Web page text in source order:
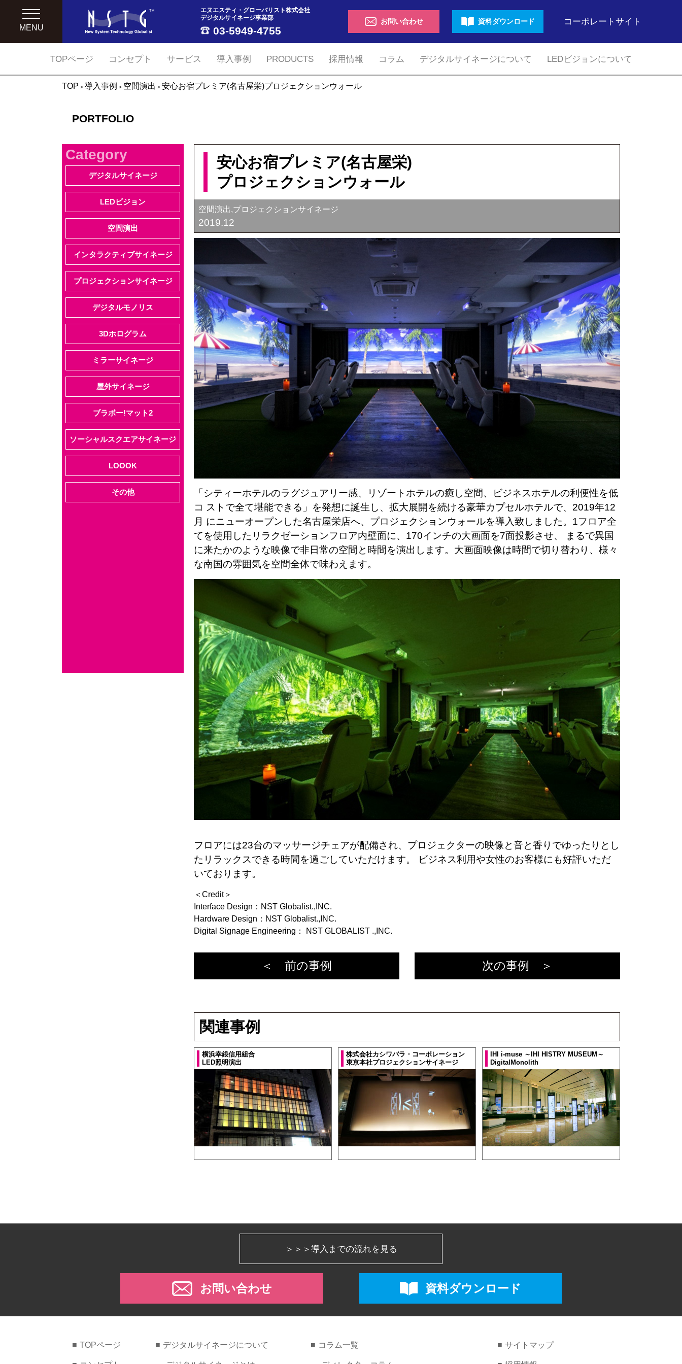
MENU
エヌエスティ・グローバリスト株式会社
デジタルサイネージ事業部
03-5949-4755
お問い合わせ 資料ダウンロード コーポレートサイト
TOPページ コンセプト サービス 導入事例 PRODUCTS 採用情報 コラム デジタルサイネージについて LEDビジョンについて
TOP > 導入事例 > 空間演出 > 安心お宿プレミア(名古屋栄)プロジェクションウォール
PORTFOLIO
Category
デジタルサイネージ
LEDビジョン
空間演出
インタラクティブサイネージ
プロジェクションサイネージ
デジタルモノリス
3Dホログラム
ミラーサイネージ
屋外サイネージ
ブラボー!マット2
ソーシャルスクエアサイネージ
LOOOK
その他
安心お宿プレミア(名古屋栄)
プロジェクションウォール
空間演出,プロジェクションサイネージ
2019.12
「シティーホテルのラグジュアリー感、リゾートホテルの癒し空間、ビジネスホテルの利便性を低
コ ストで全て堪能できる」を発想に誕生し、拡大展開を続ける豪華カプセルホテルで、2019年12
月 にニューオープンした名古屋栄店へ、プロジェクションウォールを導入致しました。1フロア全
てを使用したリラクゼーションフロア内壁面に、170インチの大画面を7面投影させ、 まるで異国
に来たかのような映像で非日常の空間と時間を演出します。大画面映像は時間で切り替わり、様々
な南国の雰囲気を空間全体で味わえます。
フロアには23台のマッサージチェアが配備され、プロジェクターの映像と音と香りでゆったりとし
たリラックスできる時間を過ごしていただけます。 ビジネス利用や女性のお客様にも好評いただ
いております。
＜Credit＞
Interface Design：NST Globalist.,INC.
Hardware Design：NST Globalist.,INC.
Digital Signage Engineering： NST GLOBALIST .,INC.
＜ 前の事例 次の事例 ＞
関連事例
横浜幸銀信用組合
LED照明演出
株式会社カシワバラ・コーポレーション
東京本社プロジェクションサイネージ
IHI i-muse ～IHI HISTRY MUSEUM～
DigitalMonolith
＞＞＞ 導入までの流れを見る
お問い合わせ 資料ダウンロード
TOPページ デジタルサイネージについて コラム一覧 サイトマップ